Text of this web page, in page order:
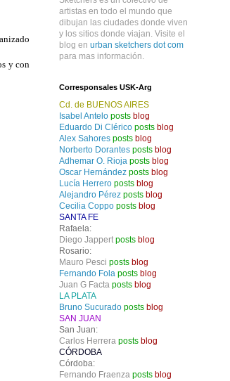
y con
artistas en todo el mundo que
dibujan las ciudades donde viven
y los sitios donde viajan. Visite el
blog en urban sketchers dot com
para mas información.
Corresponsales USK-Arg
Cd. de BUENOS AIRES
Isabel Antelo posts blog
Eduardo Di Clérico posts blog
Alex Sahores posts blog
Norberto Dorantes posts blog
Adhemar O. Rioja posts blog
Oscar Hernández posts blog
Lucía Herrero posts blog
Alejandro Pérez posts blog
Cecilia Coppo posts blog
SANTA FE
Rafaela:
Diego Jappert posts blog
Rosario:
Mauro Pesci posts blog
Fernando Fola posts blog
Juan G Facta posts blog
LA PLATA
Bruno Sucurado posts blog
SAN JUAN
San Juan:
Carlos Herrera posts blog
CÓRDOBA
Córdoba:
Fernando Fraenza posts blog